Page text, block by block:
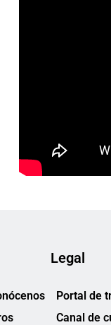
Legal
Portal de
Canal de